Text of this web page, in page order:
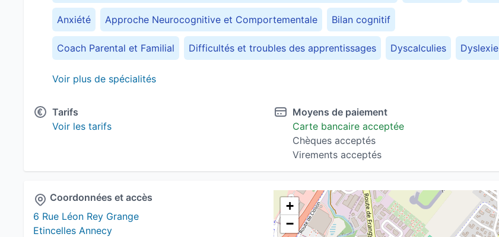
Anxiété Approche Neurocognitive et Comportementale Bilan cognitif
Coach Parental et Familial Difficultés et troubles des apprentissages Dyscalculies Dyslexie
Enfant Guidance parentale
Programme d'Entrainement aux Habiletés Parentales Barkley
Supervision d'équipe TDAH - Trouble déficit de l'attention avec ou sans hyperactivité
Thérapie cognitive et comportementale (TCC)
Thérapie d'acceptation et d'engagement (ACT)
Voir plus de spécialités
Tarifs
Voir les tarifs
Moyens de paiement
Carte bancaire acceptée
Chèques acceptés
Virements acceptés
Coordonnées et accès
6 Rue Léon Rey Grange
Etincelles Annecy
+
−